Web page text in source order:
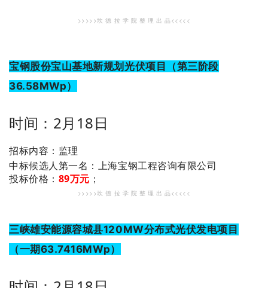
>>>>>坎 德 拉 学 院 整 理 出 品<<<<<
宝钢股份宝山基地新规划光伏项目（第三阶段
36.58MWp）
时间：2月18日
招标内容：监理
中标候选人第一名 ：上海宝钢工程咨询有限公司
投标价格： 89万元 ；
>>>>>坎 德 拉 学 院 整 理 出 品<<<<<
三峡雄安能源容城县120MW分布式光伏发电项目
（一期63.7416MWp）